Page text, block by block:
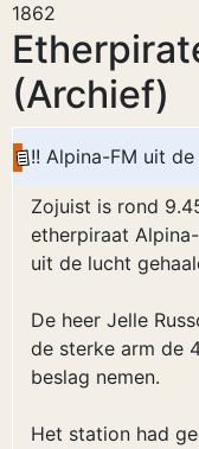
1862
(Archief)
!! Alpina-FM uit
Zojuist is rond
etherpiraat
uit de lucht
De heer Jelle
de sterke arm de
beslag nemen.
Het station had